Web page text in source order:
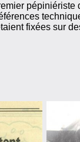
fixées sur